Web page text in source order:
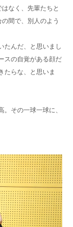
なく、先輩たちと
の間で、別人のよう
たんだ、と思いまし
スの自覚がある顔だ
たらな、と思いま
その一球一球に、